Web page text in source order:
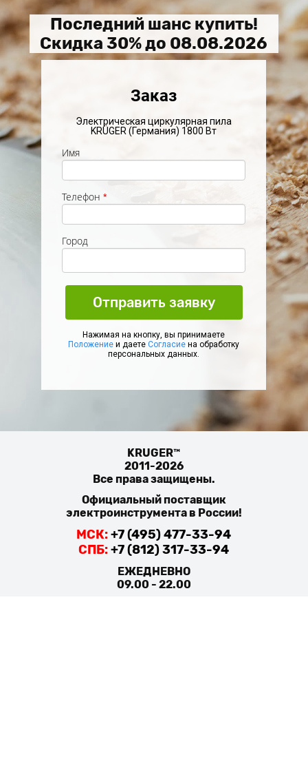
Последний шанс купить!
Скидка 30% до 08.08.2026
Заказ
Электрическая циркулярная пила
KRÜGER (Германия) 1800 Вт
Имя
Телефон *
Город
Отправить заявку
Нажимая на кнопку, вы принимаете
Положение и даетеСогласие на обработку
персональных данных.
KRUGER™
2011-2026
Все права защищены.
Официальный поставщик
электроинструмента в России!
МСК: +7 (495) 477-33-94
СПБ: +7 (812) 317-33-94
ЕЖЕДНЕВНО
09.00 - 22.00